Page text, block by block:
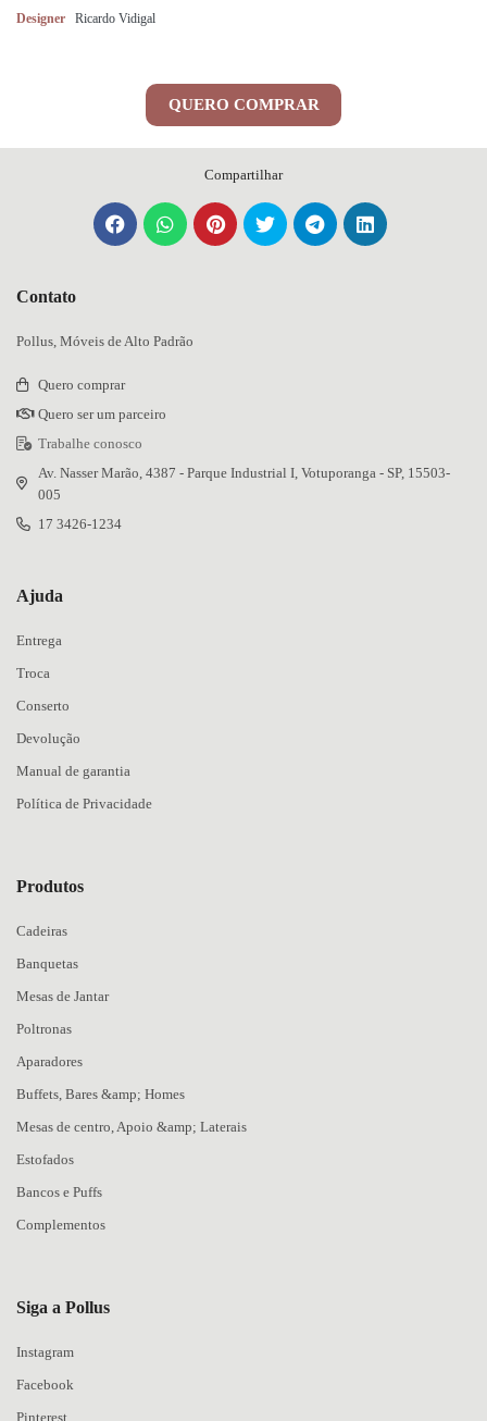
Designer
Ricardo Vidigal
QUERO COMPRAR
Compartilhar
Contato
Pollus, Móveis de Alto Padrão
Quero comprar
Quero ser um parceiro
Trabalhe conosco
Av. Nasser Marão, 4387 - Parque Industrial I, Votuporanga - SP, 15503-
005
17 3426-1234
Ajuda
Entrega
Troca
Conserto
Devolução
Manual de garantia
Política de Privacidade
Produtos
Cadeiras
Banquetas
Mesas de Jantar
Poltronas
Aparadores
Buffets, Bares &amp; Homes
Mesas de centro, Apoio &amp; Laterais
Estofados
Bancos e Puffs
Complementos
Siga a Pollus
Instagram
Facebook
Pinterest